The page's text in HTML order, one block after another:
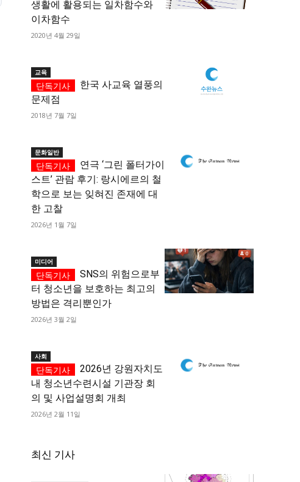
생활에 활용되는 일차함수와
이차함수
2020년 4월 29일
교육
한국 사교육 열풍의
문제점
2018년 7월 7일
문화일반
연극 ‘그린 폴터가이
스트’ 관람 후기: 랑시에르의 철
학으로 보는 잊혀진 존재에 대
한 고찰
2026년 1월 7일
미디어
SNS의 위험으로부
터 청소년을 보호하는 최고의
방법은 격리뿐인가
2026년 3월 2일
사회
2026년 강원자치도
내 청소년수련시설 기관장 회
의 및 사업설명회 개최
2026년 2월 11일
최신 기사